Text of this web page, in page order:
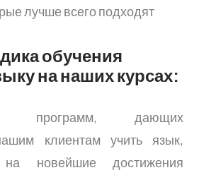
лучше всего подходят
обучения
на наших курсах:
программ, дающих
клиентам учить язык,
на новейшие достижения